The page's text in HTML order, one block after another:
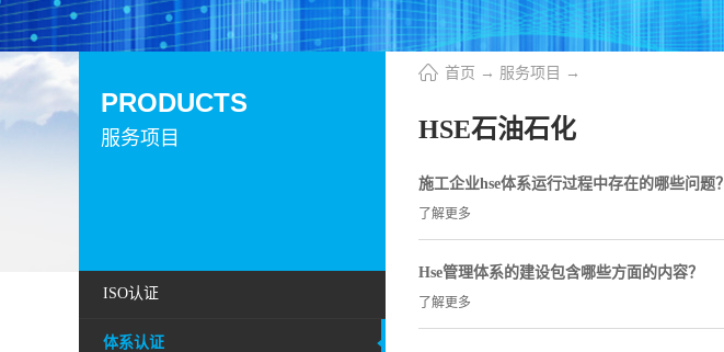
服务项目
PRODUCTS
ISO认证
体系认证
首页 → 服务项目 →
HSE石油石化
施工企业hse体系运行过程中存在的哪些问题？
了解更多
Hse管理体系的建设包含哪些方面的内容？
了解更多